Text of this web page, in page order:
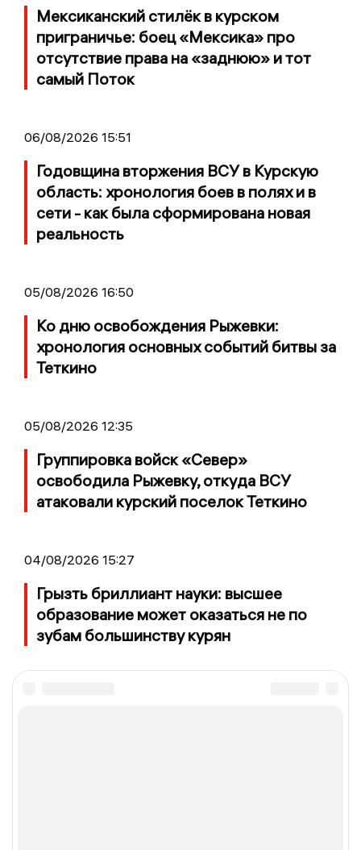
Мексиканский стилёк в курском
приграничье: боец «Мексика» про
отсутствие права на «заднюю» и тот
самый Поток
06/08/2026 15:51
Годовщина вторжения ВСУ в Курскую
область: хронология боев в полях и в
сети - как была сформирована новая
реальность
05/08/2026 16:50
Ко дню освобождения Рыжевки:
хронология основных событий битвы за
Теткино
05/08/2026 12:35
Группировка войск «Север»
освободила Рыжевку, откуда ВСУ
атаковали курский поселок Теткино
04/08/2026 15:27
Грызть бриллиант науки: высшее
образование может оказаться не по
зубам большинству курян